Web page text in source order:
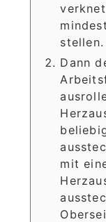
stellen.
Dann
mit